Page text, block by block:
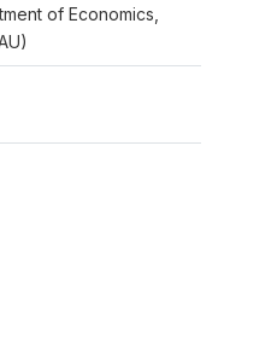
of Economics,